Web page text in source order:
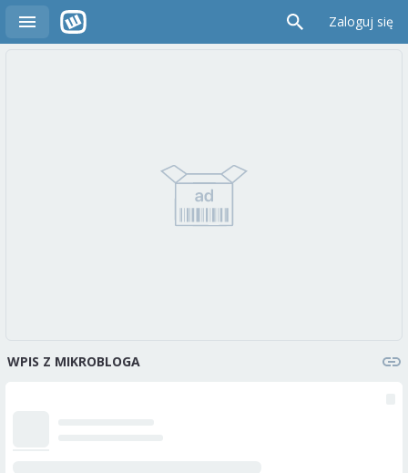
Zaloguj się
WPIS Z MIKROBLOGA